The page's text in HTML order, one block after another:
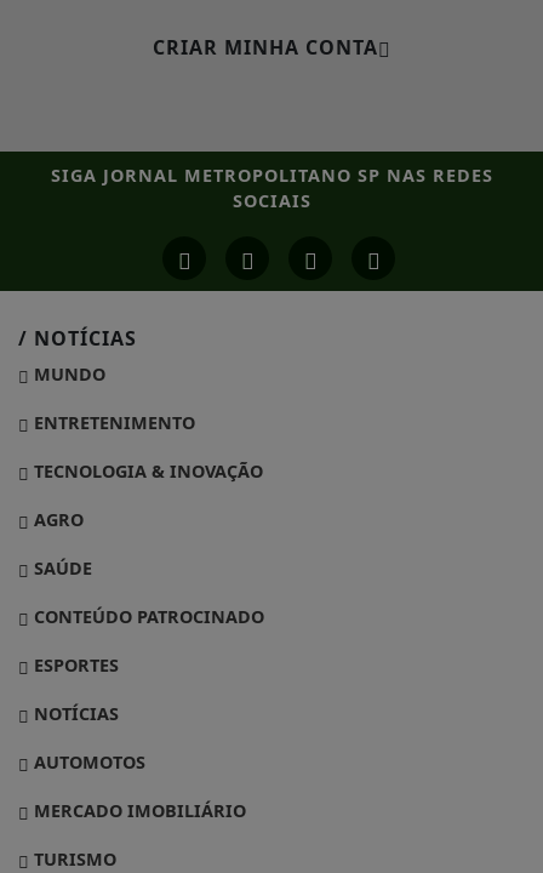
CRIAR MINHA CONTA
SIGA JORNAL METROPOLITANO SP NAS REDES
SOCIAIS
/ NOTÍCIAS
MUNDO
ENTRETENIMENTO
TECNOLOGIA & INOVAÇÃO
AGRO
SAÚDE
CONTEÚDO PATROCINADO
ESPORTES
NOTÍCIAS
AUTOMOTOS
MERCADO IMOBILIÁRIO
TURISMO